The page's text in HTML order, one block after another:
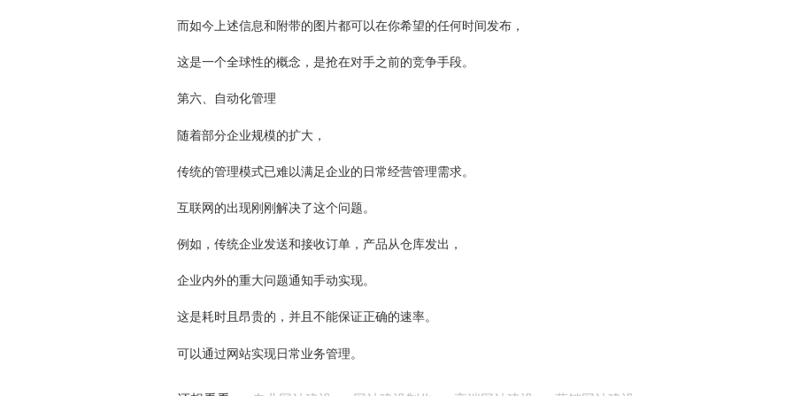
而如今上述信息和附带的图片都可以在你希望的任何时间发布，
这是一个全球性的概念，是抢在对手之前的竞争手段。
第六、自动化管理
随着部分企业规模的扩大，
传统的管理模式已难以满足企业的日常经营管理需求。
互联网的出现刚刚解决了这个问题。
例如，传统企业发送和接收订单，产品从仓库发出，
企业内外的重大问题通知手动实现。
这是耗时且昂贵的，并且不能保证正确的速率。
可以通过网站实现日常业务管理。